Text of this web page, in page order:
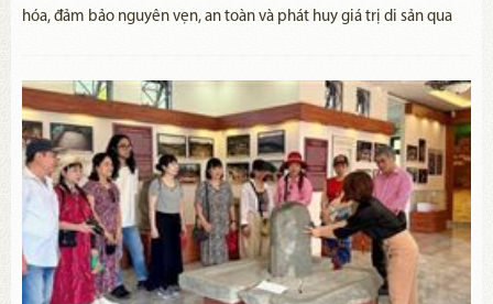
hóa, đảm bảo nguyên vẹn, an toàn và phát huy giá trị di sản qua